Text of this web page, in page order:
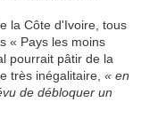
la Côte d'Ivoire, tous
« Pays les moins
pourrait pâtir de la
très inégalitaire, « en
de débloquer un